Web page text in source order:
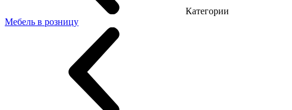
Категории
Мебель в розницу